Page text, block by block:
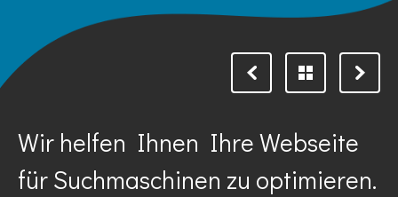
Wir helfen Ihnen Ihre Webseite
für Suchmaschinen zu optimieren.